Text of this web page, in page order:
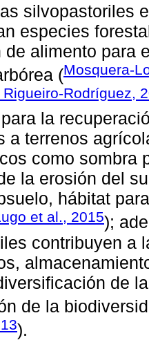
silvopastoriles
especies
de alimento para
(Mosquera-
Rodríguez,
la
a terrenos
como sombra
la erosión del
hábitat
et al., 2015);
contribuyen a
de
de la
).